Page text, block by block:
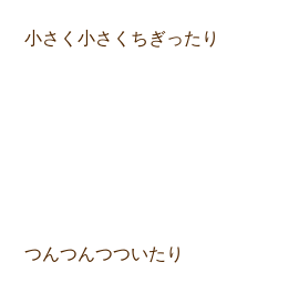
小さく小さくちぎったり
つんつんつついたり